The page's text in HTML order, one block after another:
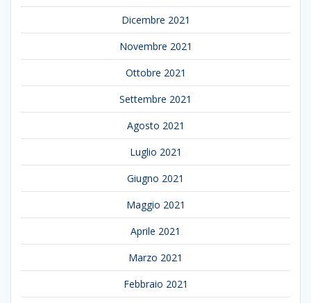
Dicembre 2021
Novembre 2021
Ottobre 2021
Settembre 2021
Agosto 2021
Luglio 2021
Giugno 2021
Maggio 2021
Aprile 2021
Marzo 2021
Febbraio 2021